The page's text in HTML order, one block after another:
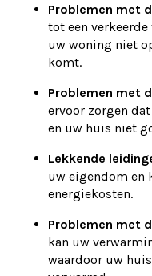
Problemen met
tot een
uw woning niet
komt.
Problemen met
ervoor zorgen
en uw huis niet
Lekkende
uw eigendom en
energiekosten.
Problemen met
kan uw
waardoor uw